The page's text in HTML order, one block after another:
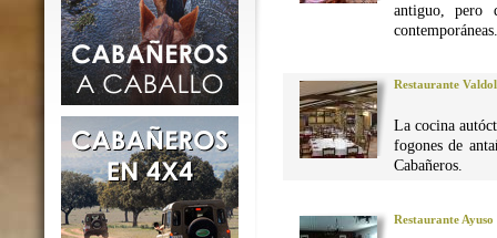
antiguo, pero
contemporáneas.
Restaurante
La cocina
fogones de
Cabañeros.
Restaurante Ayuso